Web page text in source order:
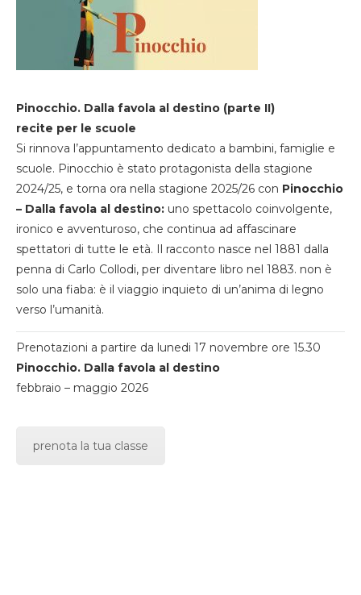
Pinocchio. Dalla favola al destino (parte II)
recite per le scuole
Si rinnova l’appuntamento dedicato a bambini, famiglie e
scuole. Pinocchio è stato protagonista della stagione
2024/25, e torna ora nella stagione 2025/26 con Pinocchio
– Dalla favola al destino: uno spettacolo coinvolgente,
ironico e avventuroso, che continua ad affascinare
spettatori di tutte le età. Il racconto nasce nel 1881 dalla
penna di Carlo Collodi, per diventare libro nel 1883. non è
solo una fiaba: è il viaggio inquieto di un’anima di legno
verso l’umanità.
Prenotazioni a partire da lunedi 17 novembre ore 15.30
Pinocchio. Dalla favola al destino
febbraio – maggio 2026
prenota la tua classe